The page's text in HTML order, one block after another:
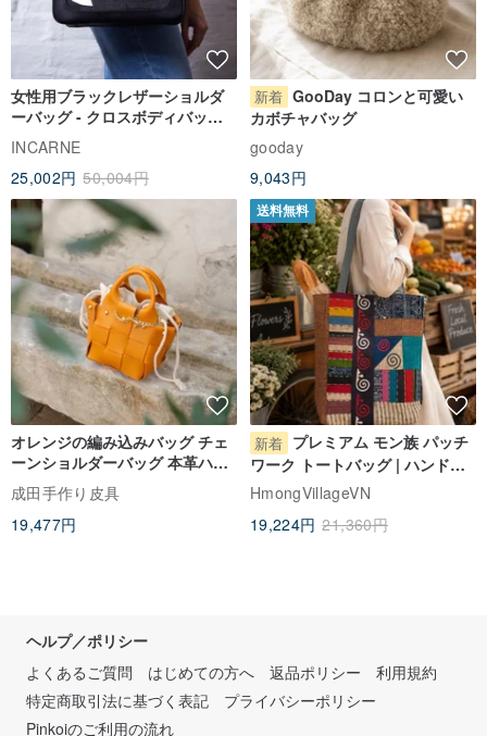
女性用ブラックレザーショルダ
ーバッグ - クロスボディバッグ
ITA バッグアクセサリー
INCARNE
25,002円 50,004円
新着 GooDay コロンと可愛い
カボチャバッグ
gooday
9,043円
オレンジの編み込みバッグ チェ
ーンショルダーバッグ 本革ハン
ドメイドバッグ
成田手作り皮具
19,477円
送料無料
新着 プレミアム モン族 パッチ
ワーク トートバッグ | ハンドメ
イド テキスタイル ショルダーバ
ッグ
HmongVillageVN
19,224円 21,360円
ヘルプ／ポリシー
よくあるご質問
はじめての方へ 返品ポリシー
利用規約
特定商取引法に基づく表記
プライバシーポリシー
Pinkoiのご利用の流れ